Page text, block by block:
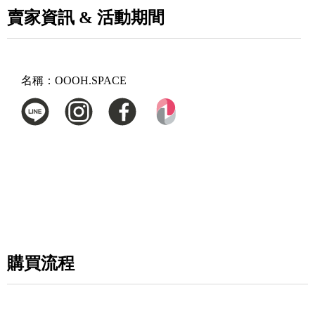
賣家資訊 & 活動期間
名稱： OOOH.SPACE
購買流程